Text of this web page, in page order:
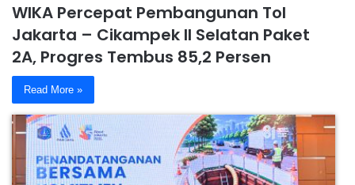
WIKA Percepat Pembangunan Tol
Jakarta – Cikampek II Selatan Paket
2A, Progres Tembus 85,2 Persen
Read More »